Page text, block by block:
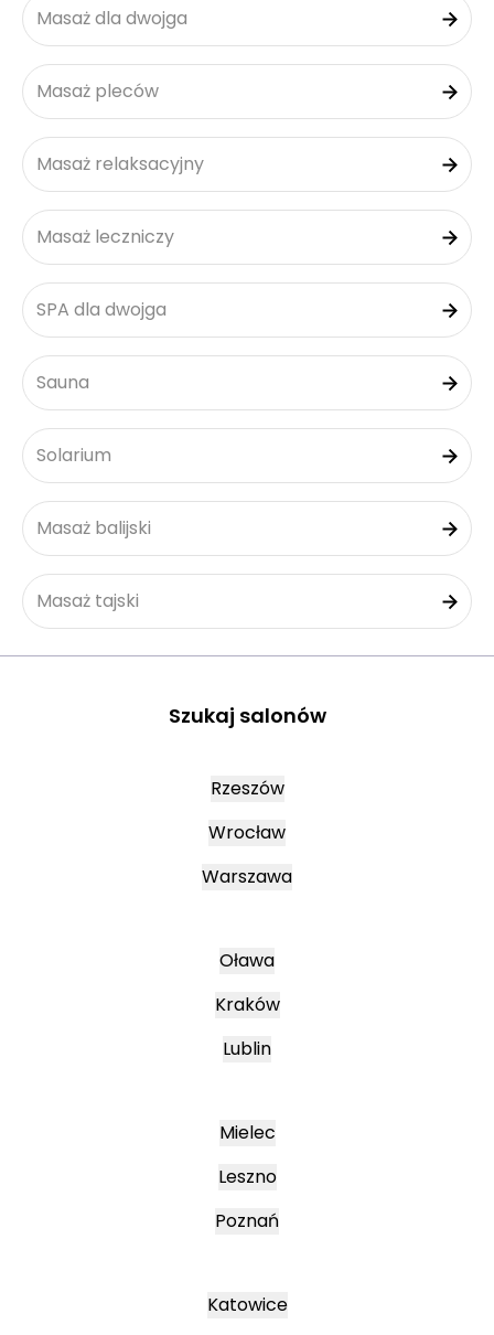
Masaż dla dwojga
Masaż pleców
Masaż relaksacyjny
Masaż leczniczy
SPA dla dwojga
Sauna
Solarium
Masaż balijski
Masaż tajski
Szukaj salonów
Rzeszów
Wrocław
Warszawa
Oława
Kraków
Lublin
Mielec
Leszno
Poznań
Katowice